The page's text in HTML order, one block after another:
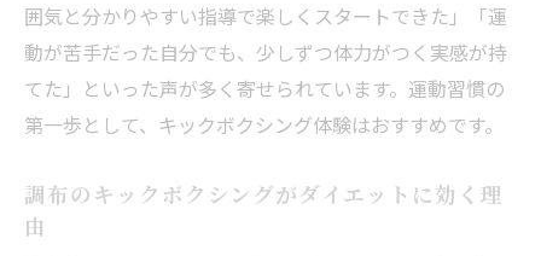
囲気と分かりやすい指導で楽しくスタートできた」「運
動が苦手だった自分でも、少しずつ体力がつく実感が持
てた」といった声が多く寄せられています。運動習慣の
第一歩として、キックボクシング体験はおすすめです。
調布のキックボクシングがダイエットに効く理
由